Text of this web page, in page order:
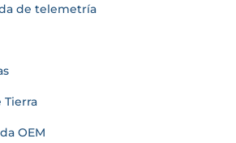
de telemetría
OEM